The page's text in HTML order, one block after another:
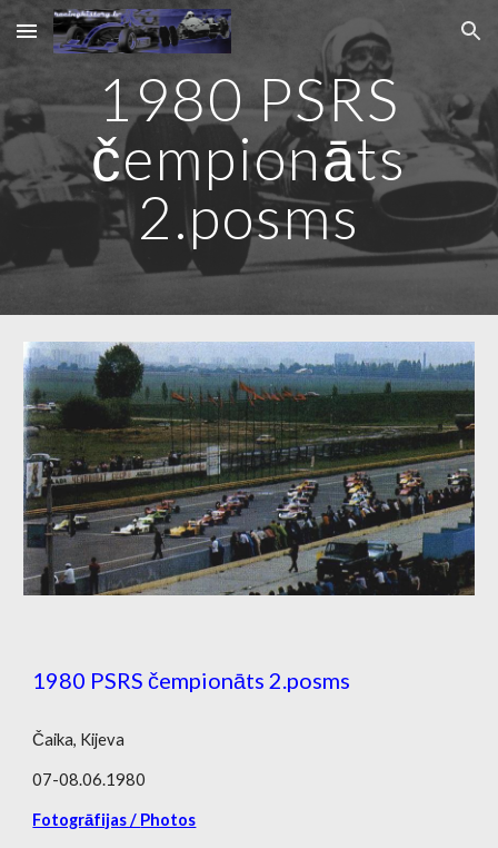
Skip to main content Skip to navigation
1980 PSRS
čempionāts
2.posms
1980 PSRS čempionāts 2.posms
Čaika, Kijeva
07-08.06.1980
Fotogrāfijas / Photos